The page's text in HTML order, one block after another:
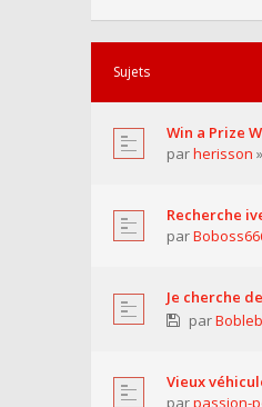
Sujets
Win a Prize
parherisson
Recherche
par
Je cherche
par
Vieux
parpassion-